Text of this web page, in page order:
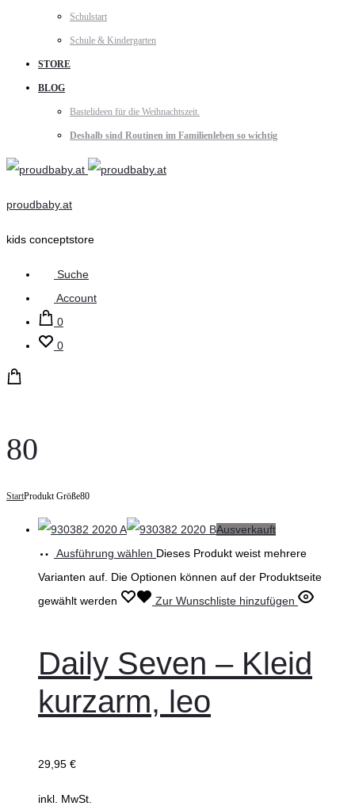
Schulstart
Schule & Kindergarten
STORE
BLOG
Bastelideen für die Weihnachtszeit.
Deshalb sind Routinen im Familienleben so wichtig
proudbaby.at
kids conceptstore
Suche
Account
0
0
80
StartProdukt Größe80
Ausverkauft
Ausführung wählen Dieses Produkt weist mehrere
Varianten auf. Die Optionen können auf der Produktseite
gewählt werden
Zur Wunschliste hinzufügen
Daily Seven – Kleid
kurzarm, leo
29,95 €
inkl. MwSt.